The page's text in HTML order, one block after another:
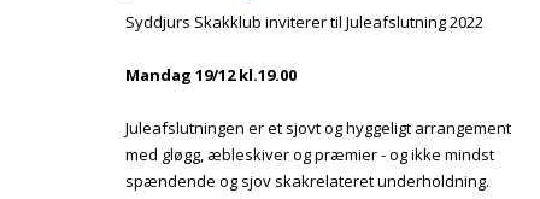
Syddjurs Skakklub inviterer til Juleafslutning 2022
Mandag 19/12 kl.19.00
Juleafslutningen er et sjovt og hyggeligt arrangement
med gløgg, æbleskiver og præmier - og ikke mindst
spændende og sjov skakrelateret underholdning.